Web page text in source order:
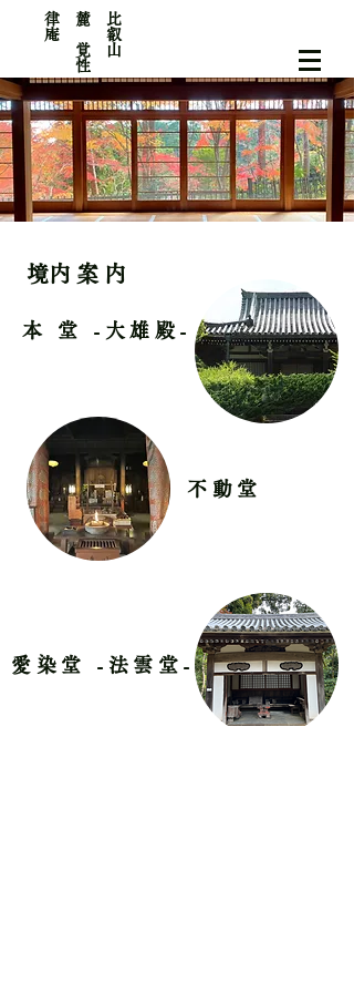
​比
叡
山
麓
覚
性
律
庵
​境内案内
本 堂 -大雄殿-
不動堂
愛染堂 -法雲堂-